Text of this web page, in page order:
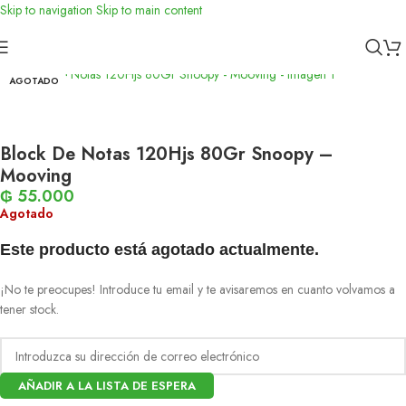
Skip to navigation Skip to main content
Inicio
AGOTADO
Block De Notas 120Hjs 80Gr Snoopy –
Mooving
₲ 55.000
Agotado
Este producto está agotado actualmente.
¡No te preocupes! Introduce tu email y te avisaremos en cuanto volvamos a
tener stock.
AÑADIR A LA LISTA DE ESPERA